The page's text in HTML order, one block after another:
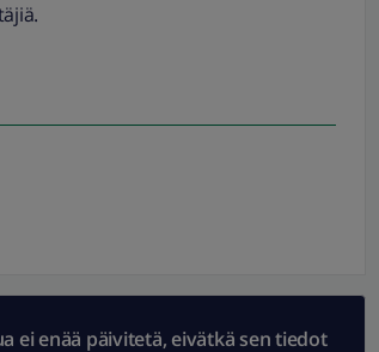
ei enää päivitetä, eivätkä sen tiedot